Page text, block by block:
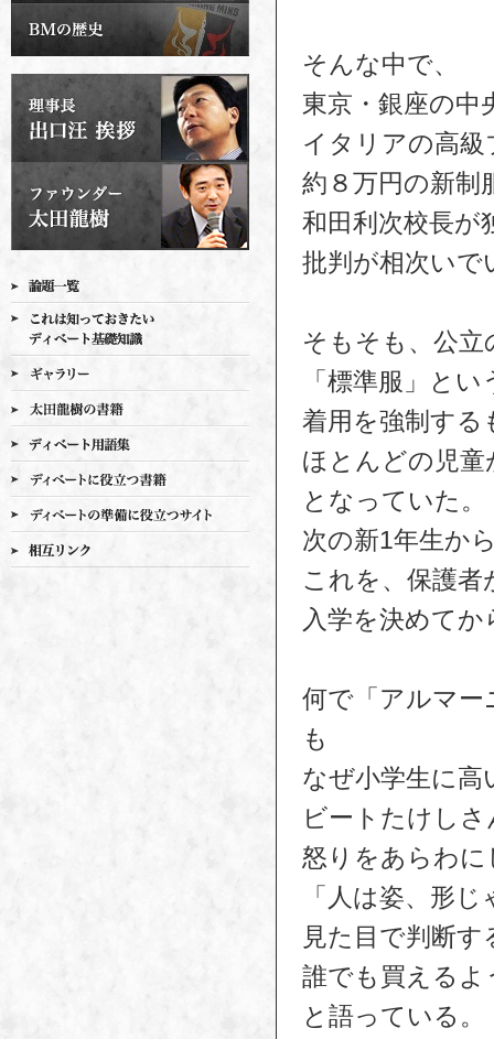
そんな中で、
東京・銀座の中
イタリアの高
約８万円の新制
和田利次校長が
批判が相次い
そもそも、公立
「標準服」と
着用を強制す
ほとんどの児童
となっていた。
次の新1年生か
これを、保護
入学を決めて
何で「アルマ
も
なぜ小学生に
ビートたけし
怒りをあらわ
「人は姿、形
見た目で判断
誰でも買える
と語っている。